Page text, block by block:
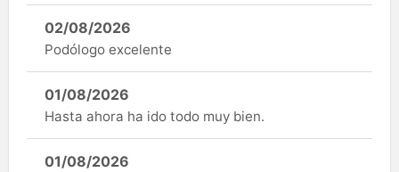
02/08/2026
Podólogo excelente
01/08/2026
Hasta ahora ha ido todo muy bien.
01/08/2026